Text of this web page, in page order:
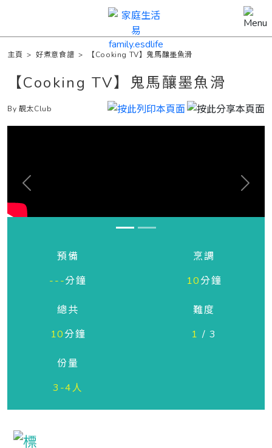
主頁 >好煮意食譜 > 【Cooking TV】鬼馬釀墨魚滑
【Cooking TV】鬼馬釀墨魚滑
By 靚太Club
Previous Next
預備
---分鐘
烹調
10分鐘
總共
10分鐘
難度
1 / 3
份量
3-4人